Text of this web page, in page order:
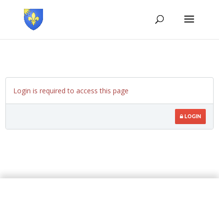
Login is required to access this page
LOGIN